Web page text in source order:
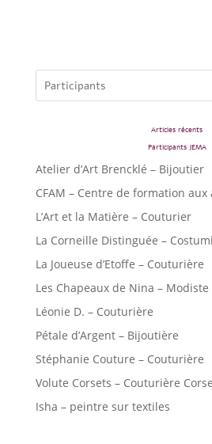
Articles récents
Participants JEMA
Atelier d’Art Brencklé – Bijoutier
CFAM – Centre de formation
L’Art et la Matière – Couturier
La Corneille Distinguée –
La Joueuse d’Etoffe – Couturière
Les Chapeaux de Nina – Modiste
Léonie D. – Couturière
Pétale d’Argent – Bijoutière
Stéphanie Couture – Couturière
Volute Corsets – Couturière
Isha – peintre sur textiles